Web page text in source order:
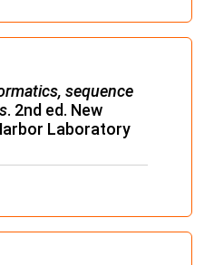
sequence
. 2nd ed. New
Laboratory